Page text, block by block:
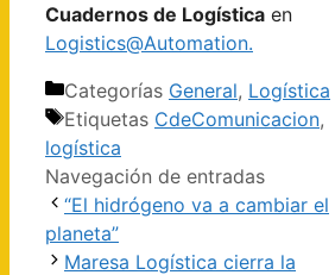
Cuadernos de Logística en
Logistics@Automation.
Categorías General, Logística
Etiquetas CdeComunicacion,
logística
Navegación de entradas
“El hidrógeno va a cambiar el
planeta”
Maresa Logística cierra la